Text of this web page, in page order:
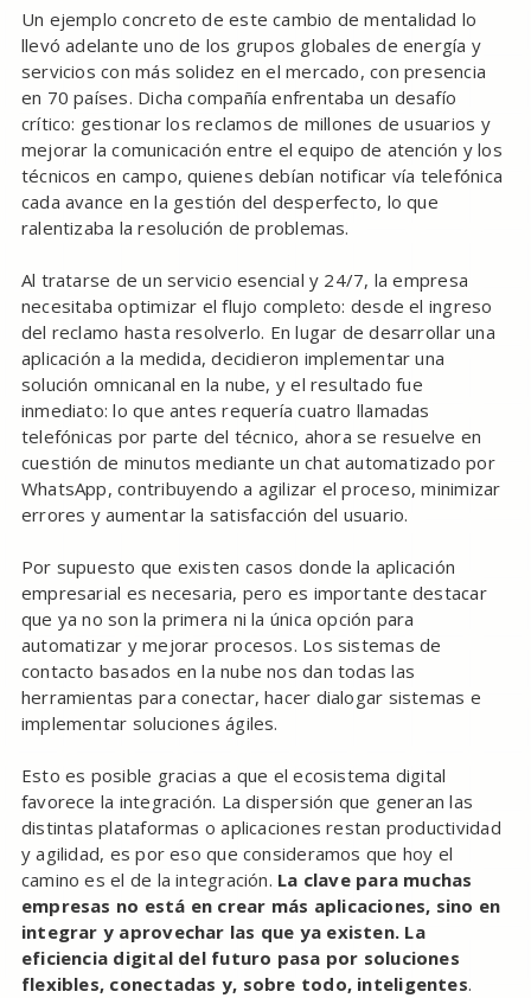
Un ejemplo concreto de este cambio de mentalidad lo
llevó adelante uno de los grupos globales de energía y
servicios con más solidez en el mercado, con presencia
en 70 países. Dicha compañía enfrentaba un desafío
crítico: gestionar los reclamos de millones de usuarios y
mejorar la comunicación entre el equipo de atención y los
técnicos en campo, quienes debían notificar vía telefónica
cada avance en la gestión del desperfecto, lo que
ralentizaba la resolución de problemas.
Al tratarse de un servicio esencial y 24/7, la empresa
necesitaba optimizar el flujo completo: desde el ingreso
del reclamo hasta resolverlo. En lugar de desarrollar una
aplicación a la medida, decidieron implementar una
solución omnicanal en la nube, y el resultado fue
inmediato: lo que antes requería cuatro llamadas
telefónicas por parte del técnico, ahora se resuelve en
cuestión de minutos mediante un chat automatizado por
WhatsApp, contribuyendo a agilizar el proceso, minimizar
errores y aumentar la satisfacción del usuario.
Por supuesto que existen casos donde la aplicación
empresarial es necesaria, pero es importante destacar
que ya no son la primera ni la única opción para
automatizar y mejorar procesos. Los sistemas de
contacto basados en la nube nos dan todas las
herramientas para conectar, hacer dialogar sistemas e
implementar soluciones ágiles.
Esto es posible gracias a que el ecosistema digital
favorece la integración. La dispersión que generan las
distintas plataformas o aplicaciones restan productividad
y agilidad, es por eso que consideramos que hoy el
camino es el de la integración. La clave para muchas
empresas no está en crear más aplicaciones, sino en
integrar y aprovechar las que ya existen. La
eficiencia digital del futuro pasa por soluciones
flexibles, conectadas y, sobre todo, inteligentes.